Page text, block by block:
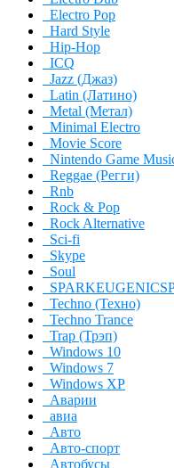
Electro Pop
Hard Style
Hip-Hop
ICQ
Jazz (Джаз)
Latin (Латино)
Metal (Метал)
Minimal Electro
Movie Score
Nintendo Game
Reggae (Регги)
Rnb
Rock & Pop
Rock Alternative
Sci-fi
Skype
Soul
Techno (Техно)
Techno Trance
Trap (Трэп)
Windows 10
Windows 7
Windows XP
Аварии
авиа
Авто
Авто-спорт
Автобусы